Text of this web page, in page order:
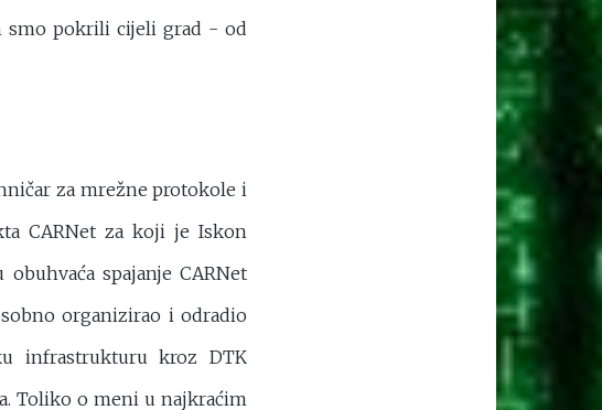
smo pokrili cijeli grad - od
za mrežne protokole i
CARNet za koji je Iskon
spajanje CARNet
organizirao i odradio
infrastrukturu kroz DTK
Toliko o meni u najkraćim